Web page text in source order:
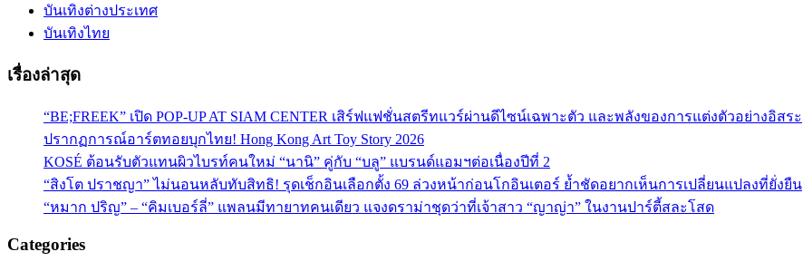
บันเทิงต่างประเทศ
บันเทิงไทย
เรื่องล่าสุด
“BE;FREEK” เปิด POP-UP AT SIAM CENTER เสิร์ฟแฟชั่นสตรีทแวร์ผ่านดีไซน์เฉพาะตัว และพลังของการแต่งตัวอย่างอิสระ
ปรากฏการณ์อาร์ตทอยบุกไทย! Hong Kong Art Toy Story 2026
KOSÉ ต้อนรับตัวแทนผิวไบรท์คนใหม่ “นานิ” คู่กับ “บลู” แบรนด์แอมฯต่อเนื่องปีที่ 2
“สิงโต ปราชญา” ไม่นอนหลับทับสิทธิ! รุดเช็กอินเลือกตั้ง 69 ล่วงหน้าก่อนโกอินเตอร์ ย้ำชัดอยากเห็นการเปลี่ยนแปลงที่ยั่งยืน
“หมาก ปริญ” – “คิมเบอร์ลี่” แพลนมีทายาทคนเดียว แจงดราม่าชุดว่าที่เจ้าสาว “ญาญ่า” ในงานปาร์ตี้สละโสด
Categories